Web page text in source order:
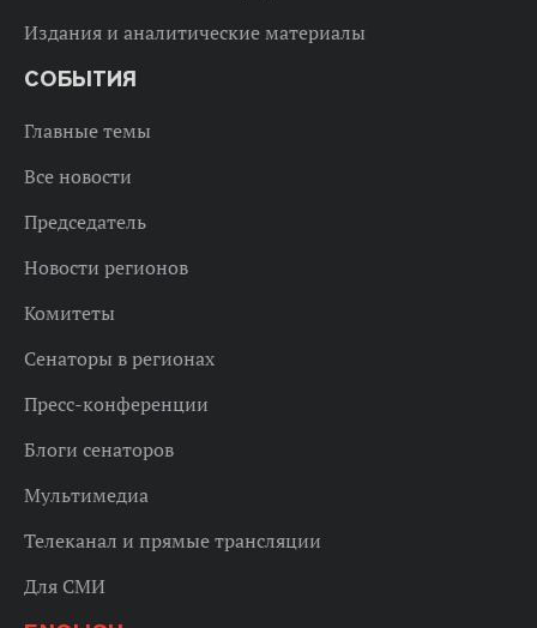
Издания и аналитические материалы
СОБЫТИЯ
Главные темы
Все новости
Председатель
Новости регионов
Комитеты
Сенаторы в регионах
Пресс-конференции
Блоги сенаторов
Мультимедиа
Телеканал и прямые трансляции
Для СМИ